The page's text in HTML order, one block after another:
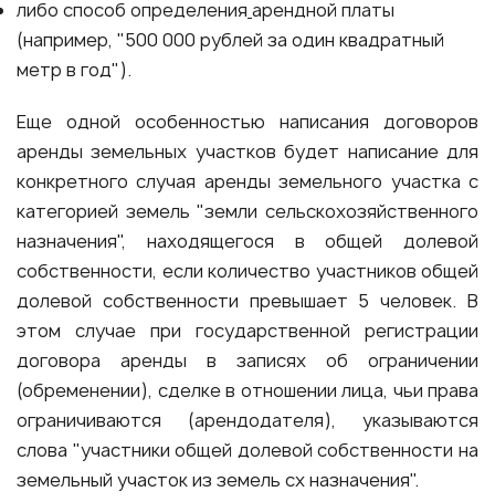
либо способ определения арендной платы
(например, "500 000 рублей за один квадратный
метр в год").
Еще одной особенностью написания договоров
аренды земельных участков будет написание для
конкретного случая аренды земельного участка с
категорией земель "земли сельскохозяйственного
назначения", находящегося в общей долевой
собственности, если количество участников общей
долевой собственности превышает 5 человек. В
этом случае при государственной регистрации
договора аренды в записях об ограничении
(обременении), сделке в отношении лица, чьи права
ограничиваются (арендодателя), указываются
слова "участники общей долевой собственности на
земельный участок из земель сх назначения".